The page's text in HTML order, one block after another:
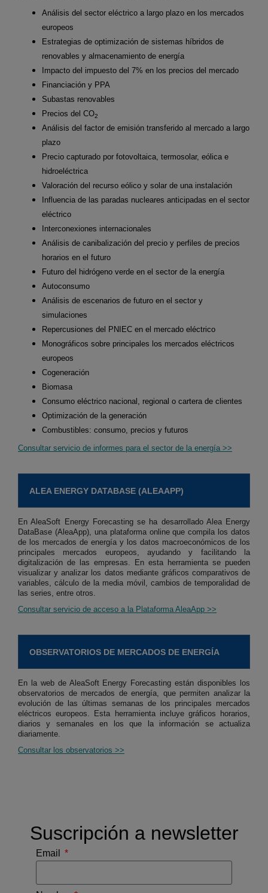
Análisis del sector eléctrico a largo plazo en los mercados
europeos
Estrategias de optimización de sistemas híbridos de
renovables y almacenamiento de energía
Impacto del impuesto del 7% en los precios del mercado
Financiación y PPA
Subastas renovables
Precios del CO2
Análisis del factor de emisión transferido al mercado a largo
plazo
Precio capturado por fotovoltaica, termosolar, eólica e
hidroeléctrica
Valoración del recurso eólico y solar de una instalación
Influencia de las paradas nucleares anticipadas en el sector
eléctrico
Interconexiones internacionales
Análisis de canibalización del precio y perfiles de precios
horarios en el futuro
Futuro del hidrógeno verde en el sector de la energía
Autoconsumo
Análisis de escenarios de futuro en el sector y
simulaciones
Repercusiones del PNIEC en el mercado eléctrico
Monográficos sobre principales los mercados eléctricos
europeos
Cogeneración
Biomasa
Consumo eléctrico nacional, regional o cartera de clientes
Optimización de la generación
Combustibles: consumo, precios y futuros
Consultar servicio de informes para el sector de la energía >>
ALEA ENERGY DATABASE (ALEAAPP)
En AleaSoft Energy Forecasting se ha desarrollado Alea Energy
DataBase (AleaApp), una plataforma online que compila los datos
de los mercados de energía y los datos macroeconómicos de los
principales mercados europeos, ayudando y facilitando la
digitalización de las empresas. En esta herramienta se pueden
visualizar y analizar los datos mediante gráficos comparativos de
variables, cálculo de la media móvil, cambios de temporalidad de
las series, entre otros.
Consultar servicio de acceso a la Plataforma AleaApp >>
OBSERVATORIOS DE MERCADOS DE ENERGÍA
En la web de AleaSoft Energy Forecasting están disponibles los
observatorios de mercados de energía, que permiten analizar la
evolución de las últimas semanas de los principales mercados
eléctricos europeos. Esta herramienta incluye gráficos horarios,
diarios y semanales en los que la información se actualiza
diariamente.
Consultar los observatorios >>
Suscripción a newsletter
Email